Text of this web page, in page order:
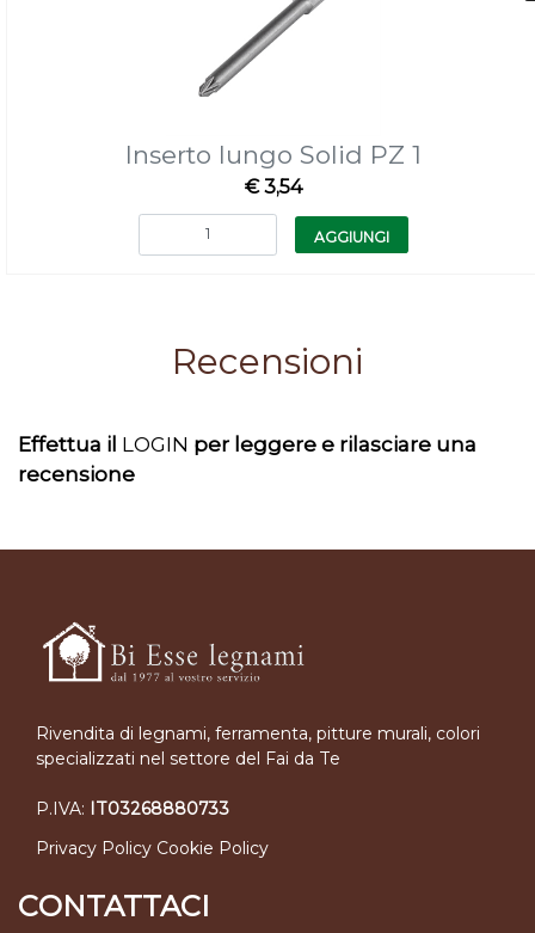
Inserto lungo Solid PZ 1
€ 3,54
Quantità
AGGIUNGI
Recensioni
Effettua il LOGIN per leggere e rilasciare una
recensione
Rivendita di legnami, ferramenta, pitture murali, colori
specializzati nel settore del Fai da Te
P.IVA: IT03268880733
Privacy Policy Cookie Policy
CONTATTACI